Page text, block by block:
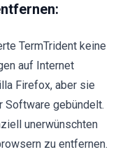
TermTrident keine
auf Internet
Firefox, aber sie
Software gebündelt.
unerwünschten
zu entfernen.